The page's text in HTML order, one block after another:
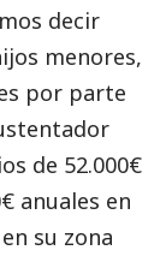
decir
menores,
por parte
de 52.000€
anuales en
su zona